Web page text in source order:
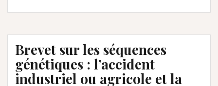
Brevet sur les séquences
génétiques : l’accident
industriel ou agricole et la